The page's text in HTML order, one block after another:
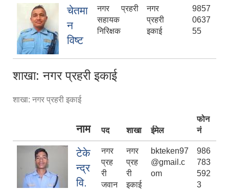
चेतमा
न
विष्ट
नगर प्रहरी
सहायक
निरिक्षक
नगर
प्रहरी
इकाई
9857
0637
55
शाखा: नगर प्रहरी इकाई
शाखा: नगर प्रहरी इकाई
नाम पद शाखा ईमेल
फोन
नं
टेके
न्द्र
वि.
नगर
प्रह
री
जवान
नगर
प्रह
री
इकाई
bkteken97
@gmail.c
om
986
783
592
3